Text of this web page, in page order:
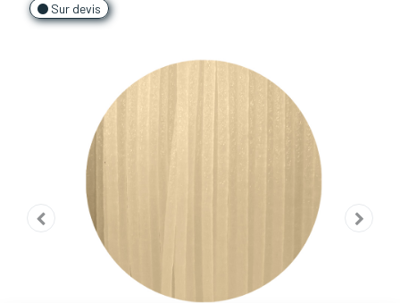
Sur devis